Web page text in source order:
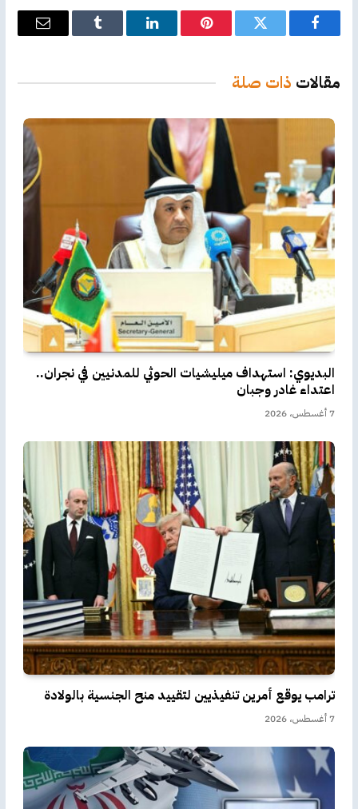
فيسبوك تويتر بينتيريستلينكدإن Tumblr
البريد
مقالات ذات صلة
البديوي: استهداف ميليشيات الحوثي للمدنيين في نجران..
اعتداء غادر وجبان
7 أغسطس، 2026
ترامب يوقع أمرين تنفيذيين لتقييد منح الجنسية بالولادة
7 أغسطس، 2026